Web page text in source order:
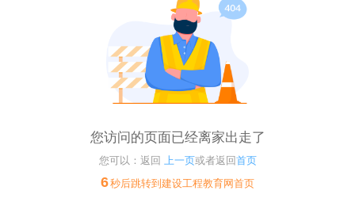
您访问的页面已经离家出走了
您可以：返回 上一页或者返回首页
6秒后跳转到建设工程教育网首页